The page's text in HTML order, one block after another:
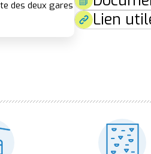
des deux gares
Lien